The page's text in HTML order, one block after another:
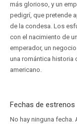
más glorioso, y un
pedigrí, que pretende
de la condesa. Los
con el nacimiento de
emperador, un
una romántica historia
americano.
Fechas de estrenos
No hay ninguna fecha.